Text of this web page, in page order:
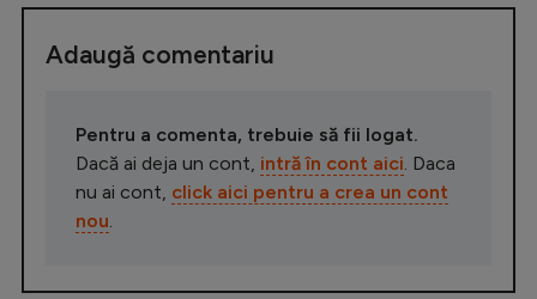
Adaugă comentariu
Pentru a comenta, trebuie să fii logat.
Dacă ai deja un cont, intră în cont aici. Daca
nu ai cont, click aici pentru a crea un cont
nou.